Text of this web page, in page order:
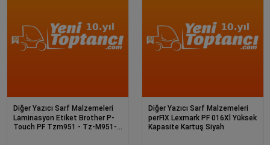
Diğer Yazıcı Sarf Malzemeleri
Laminasyon Etiket Brother P-
Touch PF Tzm951 - Tz-M951-
Diğer Yazıcı Sarf Malzemeleri
perFIX Lexmark PF 016Xl Yüksek
Kapasite Kartuş Siyah